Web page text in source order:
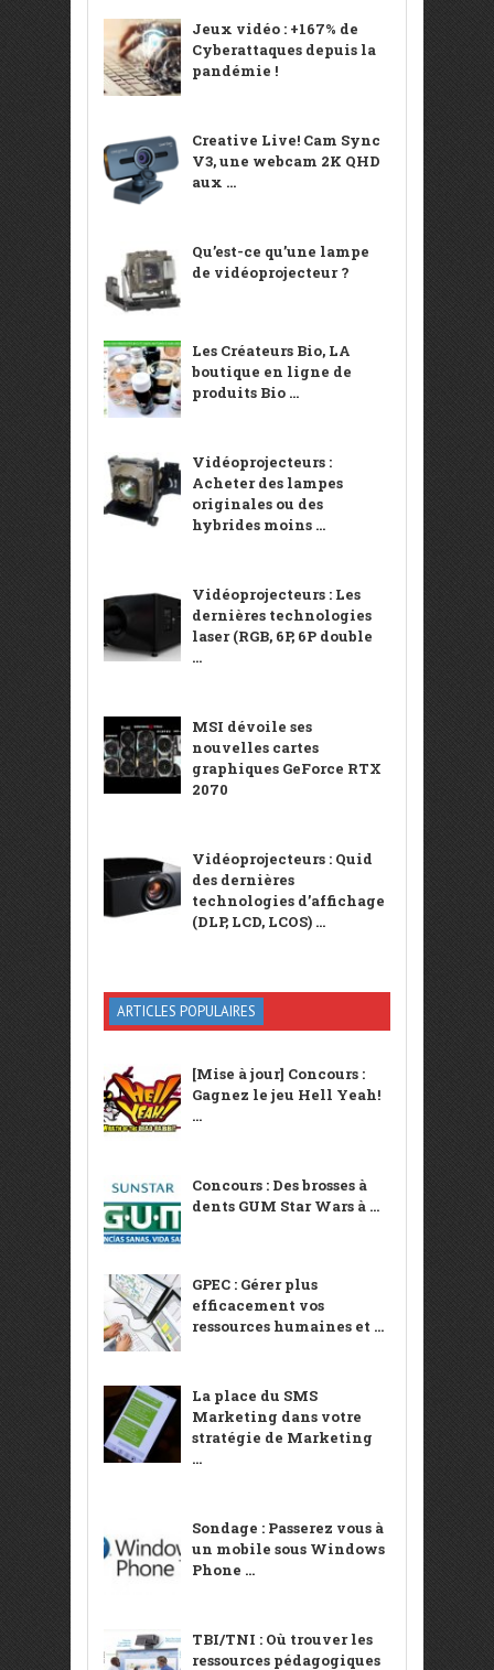
Jeux vidéo : +167% de
Cyberattaques depuis la
pandémie !
Creative Live! Cam Sync
V3, une webcam 2K QHD
aux ...
Qu’est-ce qu’une lampe
de vidéoprojecteur ?
Les Créateurs Bio, LA
boutique en ligne de
produits Bio ...
Vidéoprojecteurs :
Acheter des lampes
originales ou des
hybrides moins ...
Vidéoprojecteurs : Les
dernières technologies
laser (RGB, 6P, 6P double
...
MSI dévoile ses
nouvelles cartes
graphiques GeForce RTX
2070
Vidéoprojecteurs : Quid
des dernières
technologies d’affichage
(DLP, LCD, LCOS) ...
ARTICLES POPULAIRES
[Mise à jour] Concours :
Gagnez le jeu Hell Yeah!
...
Concours : Des brosses à
dents GUM Star Wars à ...
GPEC : Gérer plus
efficacement vos
ressources humaines et ...
La place du SMS
Marketing dans votre
stratégie de Marketing
...
Sondage : Passerez vous à
un mobile sous Windows
Phone ...
TBI/TNI : Où trouver les
ressources pédagogiques